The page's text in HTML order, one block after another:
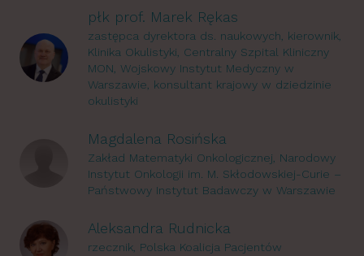
płk prof. Marek Rękas
zastępca dyrektora ds. naukowych, kierownik,
Klinika Okulistyki, Centralny Szpital Kliniczny
MON, Wojskowy Instytut Medyczny w
Warszawie, konsultant krajowy w dziedzinie
okulistyki
Magdalena Rosińska
Zakład Matematyki Onkologicznej, Narodowy
Instytut Onkologii im. M. Skłodowskiej-Curie –
Państwowy Instytut Badawczy w Warszawie
Aleksandra Rudnicka
rzecznik, Polska Koalicja Pacjentów